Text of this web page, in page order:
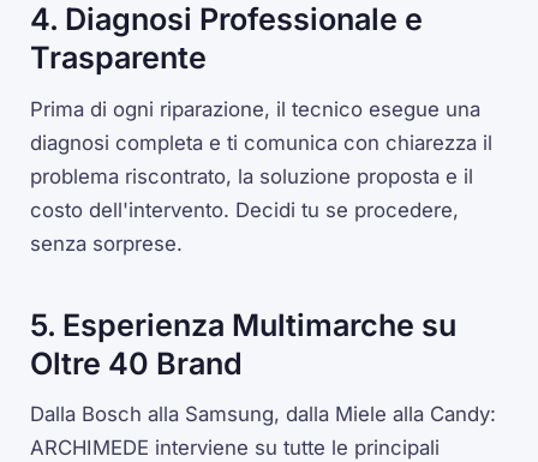
4. Diagnosi Professionale e
Trasparente
Prima di ogni riparazione, il tecnico esegue una
diagnosi completa e ti comunica con chiarezza il
problema riscontrato, la soluzione proposta e il
costo dell'intervento. Decidi tu se procedere,
senza sorprese.
5. Esperienza Multimarche su
Oltre 40 Brand
Dalla Bosch alla Samsung, dalla Miele alla Candy:
ARCHIMEDE interviene su tutte le principali